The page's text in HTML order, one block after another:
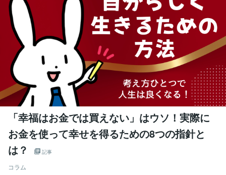
「幸福はお金では買えない」はウソ！実際に
お金を使って幸せを得るための8つの指針と
は？
記事
コラム